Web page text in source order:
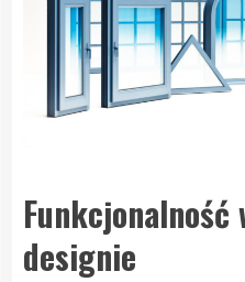
Funkcjonalność
designie